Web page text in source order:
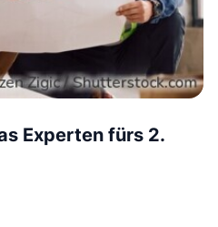
Experten fürs 2.